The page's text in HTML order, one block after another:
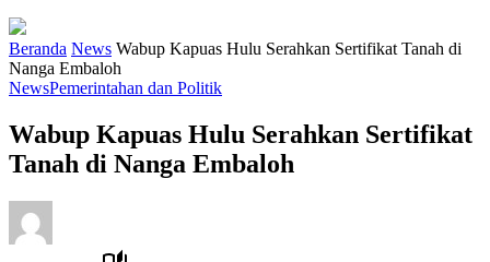
Beranda News Wabup Kapuas Hulu Serahkan Sertifikat Tanah di
Nanga Embaloh
NewsPemerintahan dan Politik
Wabup Kapuas Hulu Serahkan Sertifikat
Tanah di Nanga Embaloh